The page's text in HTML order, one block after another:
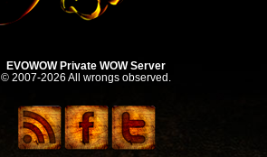
EVOWOW Private WOW Server
© 2007-2026 All wrongs observed.